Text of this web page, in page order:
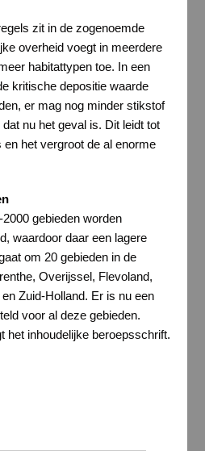
zit in de zogenoemde
overheid voegt in meerdere
habitattypen toe. In een
kritische depositie waarde
er mag nog minder stikstof
nu het geval is. Dit leidt tot
het vergroot de al enorme
gebieden worden
waardoor daar een lagere
om 20 gebieden in de
Overijssel, Flevoland,
Zuid-Holland. Er is nu een
voor al deze gebieden.
het inhoudelijke beroepsschrift.